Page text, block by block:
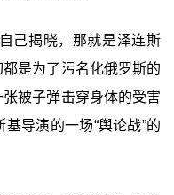
己揭晓，那就是泽连斯
是为了污名化俄罗斯的
被子弹击穿身体的受害
导演的一场“舆论战”的